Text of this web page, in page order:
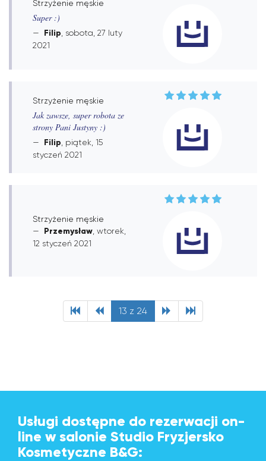
Strzyżenie męskie
Super :)
Filip , sobota, 27 luty
2021
Strzyżenie męskie
Jak zawsze, super robota ze
strony Pani Justyny :)
Filip , piątek, 15
styczeń 2021
Strzyżenie męskie
Przemysław , wtorek,
12 styczeń 2021
13 z 24
Usługi dostępne do rezerwacji on-
line w salonie Studio Fryzjersko
Kosmetyczne B&G: